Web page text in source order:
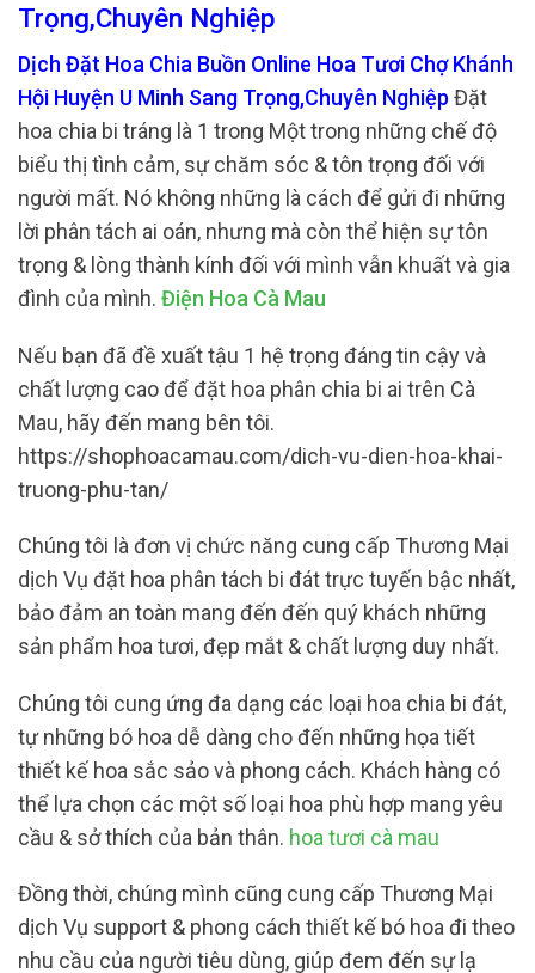
Trọng,Chuyên Nghiệp
Dịch Đặt Hoa Chia Buồn Online Hoa Tươi Chợ Khánh
Hội Huyện U Minh Sang Trọng,Chuyên Nghiệp Đặt
hoa chia bi tráng là 1 trong Một trong những chế độ
biểu thị tình cảm, sự chăm sóc & tôn trọng đối với
người mất. Nó không những là cách để gửi đi những
lời phân tách ai oán, nhưng mà còn thể hiện sự tôn
trọng & lòng thành kính đối với mình vẫn khuất và gia
đình của mình. Điện Hoa Cà Mau
Nếu bạn đã đề xuất tậu 1 hệ trọng đáng tin cậy và
chất lượng cao để đặt hoa phân chia bi ai trên Cà
Mau, hãy đến mang bên tôi.
https://shophoacamau.com/dich-vu-dien-hoa-khai-
truong-phu-tan/
Chúng tôi là đơn vị chức năng cung cấp Thương Mại
dịch Vụ đặt hoa phân tách bi đát trực tuyến bậc nhất,
bảo đảm an toàn mang đến đến quý khách những
sản phẩm hoa tươi, đẹp mắt & chất lượng duy nhất.
Chúng tôi cung ứng đa dạng các loại hoa chia bi đát,
tự những bó hoa dễ dàng cho đến những họa tiết
thiết kế hoa sắc sảo và phong cách. Khách hàng có
thể lựa chọn các một số loại hoa phù hợp mang yêu
cầu & sở thích của bản thân. hoa tươi cà mau
Đồng thời, chúng mình cũng cung cấp Thương Mại
dịch Vụ support & phong cách thiết kế bó hoa đi theo
nhu cầu của người tiêu dùng, giúp đem đến sự lạ